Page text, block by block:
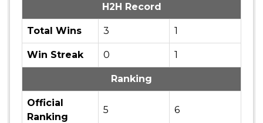
H2H Record
Total Wins 3 1
Win Streak 0 1
Ranking
Official
Ranking
5 6